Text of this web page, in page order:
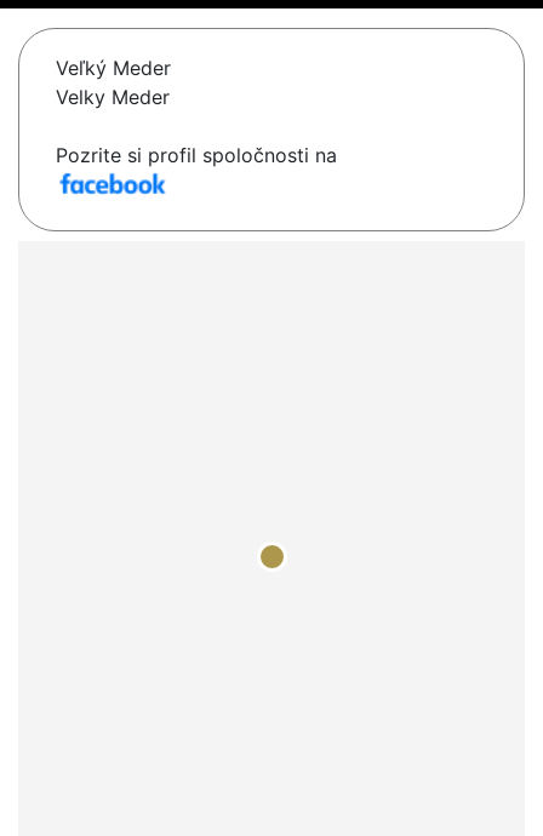
Veľký Meder
Velky Meder
Pozrite si profil spoločnosti na